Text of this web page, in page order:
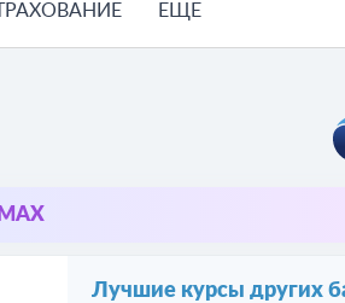
ЕЩЕ
Лучшие курсы других